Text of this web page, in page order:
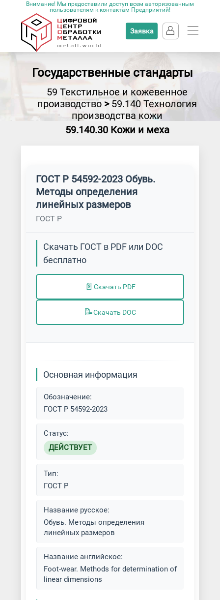
Внимание! Мы предоставили доступ всем авторизованным
пользователям к контактам Предприятий!
Заявка
Государственные стандарты
59 Текстильное и кожевенное
производство > 59.140 Технология
производства кожи
59.140.30 Кожи и меха
ГОСТ Р 54592-2023 Обувь.
Методы определения
линейных размеров
ГОСТ Р
Скачать ГОСТ в PDF или DOC
бесплатно
📄 Скачать PDF
📝Скачать DOC
Основная информация
Обозначение:
ГОСТ Р 54592-2023
Статус:
ДЕЙСТВУЕТ
Тип:
ГОСТ Р
Название русское:
Обувь. Методы определения
линейных размеров
Название английское:
Foot-wear. Methods for determination of
linear dimensions